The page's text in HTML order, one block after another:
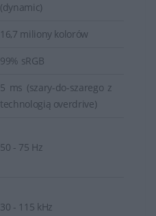
(dynamic)
16,7 miliony kolorów
99% sRGB
5 ms (szary-do-szarego z
technologią overdrive)
50 - 75 Hz
30 - 115 kHz